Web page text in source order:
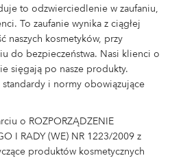
to odzwierciedlenie w zaufaniu,
To zaufanie wynika z ciągłej
naszych kosmetyków, przy
do bezpieczeństwa. Nasi klienci o
sięgają po nasze produkty.
standardy i normy obowiązujące
o ROZPORZĄDZENIE
I RADY (WE) NR 1223/2009 z
produktów kosmetycznych